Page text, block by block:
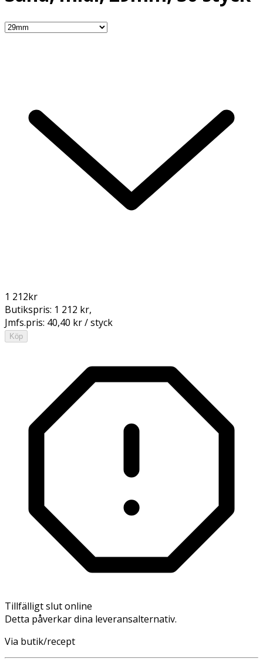
1 212kr
Butikspris: 1 212 kr,
Jmfs.pris: 40,40 kr / styck
Köp
Tillfälligt slut online
Detta påverkar dina leveransalternativ.
Via butik/recept